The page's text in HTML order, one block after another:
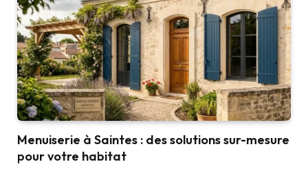
Menuiserie à Saintes : des solutions sur-mesure
pour votre habitat